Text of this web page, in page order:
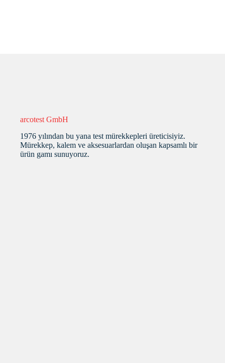
arcotest GmbH
1976 yılından bu yana test mürekkepleri üreticisiyiz.
Mürekkep, kalem ve aksesuarlardan oluşan kapsamlı bir
ürün gamı sunuyoruz.